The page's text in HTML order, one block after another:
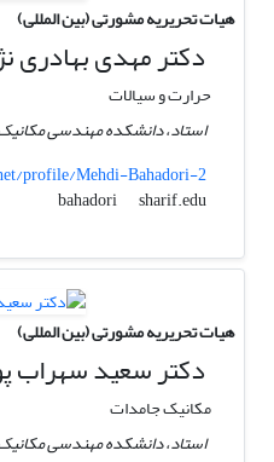
هیات تحریریه مشورتی (بین المللی)
دکتر مهدی بهادری
حرارت و سیالات
استاد، دانشکده مهندسی
profile/Mehdi-Bahadori-2
bahadori
sharif.edu
هیات تحریریه مشورتی (بین المللی)
دکتر سعید سهراب
مکانیک جامدات
استاد، دانشکده مهندسی